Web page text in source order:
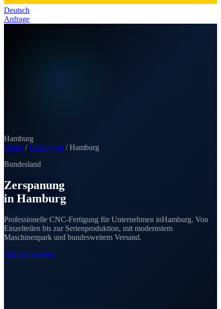
Deutsch
Anfrage
Hamburg
Home / Leistungen / Hamburg
Bundesland
Zerspanung
in Hamburg
Professionelle CNC-Fertigung für Unternehmen inHamburg. Von
Einzelteilen bis zur Serienproduktion, mit modernstem
Maschinenpark und bundesweitem Versand.
Anfrage senden